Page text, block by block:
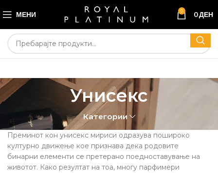
МЕНИ 0 0ДЕН
Унисекс
Категории
Преминот кон унисекс мириси одразува пошироко
културно движење кое признава дека родовите
бинарни елементи се претерано поедноставување на
животот. Како резултат на тоа, многу парфимери